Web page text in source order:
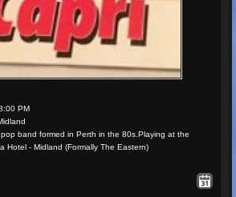
PM
band formed in Perth in the 80s.Playing at the
Hotel - Midland (Formally The Eastern)